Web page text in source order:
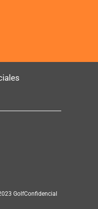
GolfConfidencial